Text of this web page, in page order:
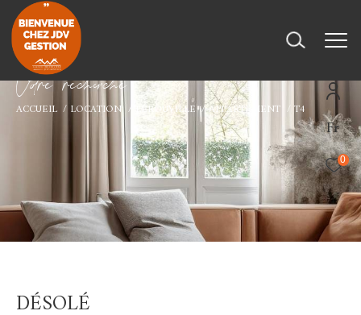
Fr
0
Vore recece
ACCUEIL LOCATION LEROUVILLE APPARTEMENT T4
DÉSOLÉ